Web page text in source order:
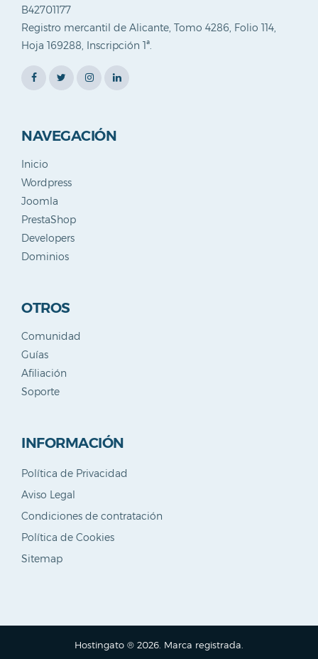
B42701177
Registro mercantil de Alicante, Tomo 4286, Folio 114,
Hoja 169288, Inscripción 1ª.
NAVEGACIÓN
Inicio
Wordpress
Joomla
PrestaShop
Developers
Dominios
OTROS
Comunidad
Guías
Afiliación
Soporte
INFORMACIÓN
Política de Privacidad
Aviso Legal
Condiciones de contratación
Política de Cookies
Sitemap
Hostingato ® 2026. Marca registrada.
Blog